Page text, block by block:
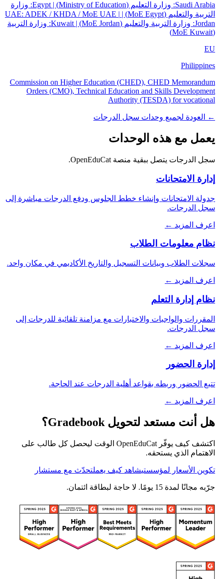
Saudi Arabia: وزارة التعليم (Ministry of Education) | Egypt: وزارة
التربية والتعليم (MoE Egypt) | UAE: ADEK / KHDA / MoE UAE |
Jordan: وزارة التربية والتعليم (MoE Jordan) | Kuwait: وزارة التربية
(MoE Kuwait)
EU
Philippines
Commission on Higher Education (CHED), CHED Memorandum
Orders (CMO), Technical Education and Skills Development
Authority (TESDA) for vocational
← العودة لجميع وحدات سجل الدرجات
يعمل مع هذه الوحدات
سجل الدرجات يتصل ببقية منصة OpenEduCat.
إدارة الامتحانات
جدولة الامتحانات وإنشاء خطط الجلوس ودفع الدرجات مباشرة إلى
سجل الدرجات.
اعرف المزيد ←
نظام معلومات الطلاب
سجلات الطلاب وبيانات التسجيل والتاريخ الأكاديمي في مكان واحد.
اعرف المزيد ←
نظام إدارة التعلم
المقررات والواجبات والاختبارات مع مزامنة تلقائية للدرجات إلى
سجل الدرجات.
اعرف المزيد ←
إدارة الحضور
تتبع الحضور وربطه بقواعد أهلية الدرجات عند الحاجة.
اعرف المزيد ←
هل أنت مستعد لتحويل Gradebook؟
اكتشف كيف يوفّر OpenEduCat الوقت ليحصل كل طالب على
الاهتمام الذي يستحقه.
تكوين الأسعار لمؤسستيشاهد كيف يعملتحدّث مع مستشار
جرّبه مجانًا لمدة 15 يومًا. لا حاجة لبطاقة ائتمان.